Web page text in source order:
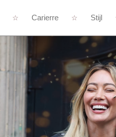
Carierre Stijl